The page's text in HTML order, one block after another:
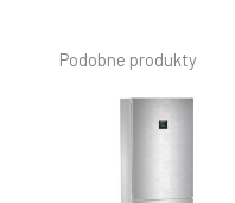
Podobne produkty